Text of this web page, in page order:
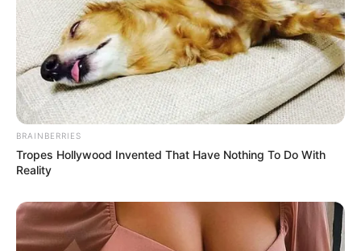
BRAINBERRIES
Tropes Hollywood Invented That Have Nothing To Do With
Reality